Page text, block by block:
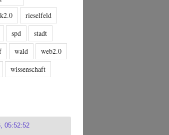
rieselfeld
spd
stadt
wald
web2.0
wissenschaft
05:52:52